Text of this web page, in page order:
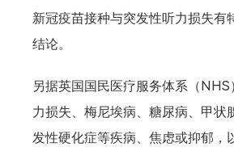
新冠疫苗接种与突发性听力损失有
结论。
另据英国国民医疗服务体系（NHS
力损失、梅尼埃病、糖尿病、甲状
发性硬化症等疾病、焦虑或抑郁，